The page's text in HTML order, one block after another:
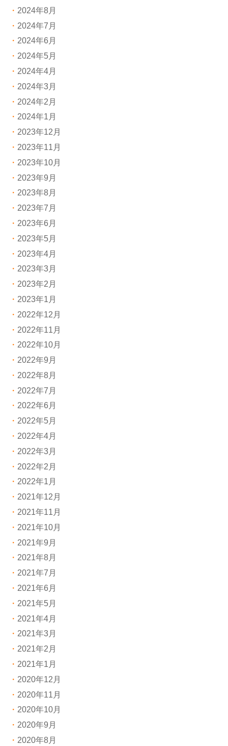
2024年8月
2024年7月
2024年6月
2024年5月
2024年4月
2024年3月
2024年2月
2024年1月
2023年12月
2023年11月
2023年10月
2023年9月
2023年8月
2023年7月
2023年6月
2023年5月
2023年4月
2023年3月
2023年2月
2023年1月
2022年12月
2022年11月
2022年10月
2022年9月
2022年8月
2022年7月
2022年6月
2022年5月
2022年4月
2022年3月
2022年2月
2022年1月
2021年12月
2021年11月
2021年10月
2021年9月
2021年8月
2021年7月
2021年6月
2021年5月
2021年4月
2021年3月
2021年2月
2021年1月
2020年12月
2020年11月
2020年10月
2020年9月
2020年8月